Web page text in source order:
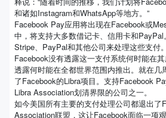
和诸如Instagram和WhatsApp等地方。”
Facebook Pay应用将出现在Facebook或
中，将支持大多数借记卡、信用卡和
Stripe、PayPal和其他公司来处理这些支付。
Facebook没有透露这一支付系统何时能在
透露何时能在全都世界范围内推出。就在几
了Facebook的Libra项目。支持Facebook
Libra Association划清界限的公司之一。
如今美国所有主要的支付处理公司都退出了
Association联盟，这让Facebook面临一项